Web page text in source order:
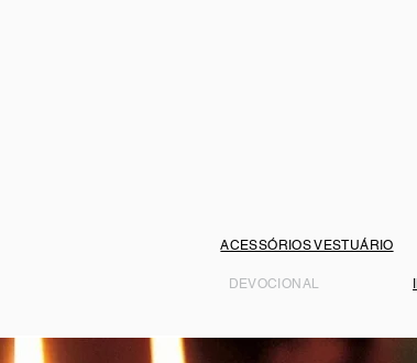
ACESSÓRIOS VESTUÁRIO
DEVOCIONAL